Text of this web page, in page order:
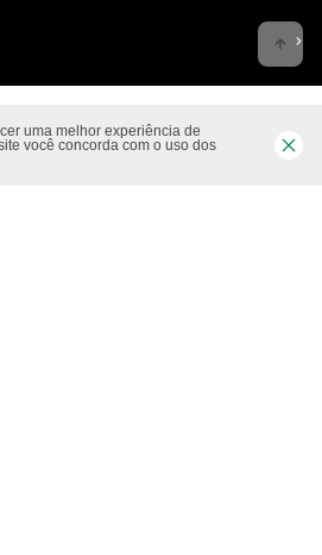
uma melhor experiência de
você concorda com o uso dos